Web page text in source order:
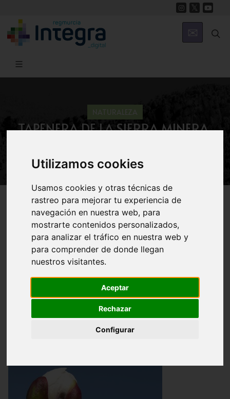
Utilizamos cookies
Usamos cookies y otras técnicas de
rastreo para mejorar tu experiencia de
navegación en nuestra web, para
mostrarte contenidos personalizados,
para analizar el tráfico en nuestra web y
para comprender de donde llegan
nuestros visitantes.
Aceptar
Rechazar
Configurar
TAPENERA DE LA SIERRA MINERA.
Región de Murcia Digital Naturaleza Arbustos
TAPENERA DE LA SIERRA
MINERA. Capparis
zoharyi
[Capparaceae]